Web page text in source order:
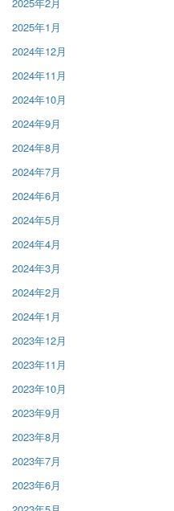
2025年1月
2024年12月
2024年11月
2024年10月
2024年9月
2024年8月
2024年7月
2024年6月
2024年5月
2024年4月
2024年3月
2024年2月
2024年1月
2023年12月
2023年11月
2023年10月
2023年9月
2023年8月
2023年7月
2023年6月